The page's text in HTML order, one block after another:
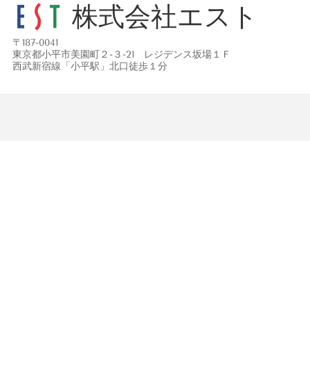
株式会社エスト
〒 187-0041
東京都小平市美園町２-３-21 レジデンス坂場１Ｆ
西武新宿線「小平駅」北口徒歩１分